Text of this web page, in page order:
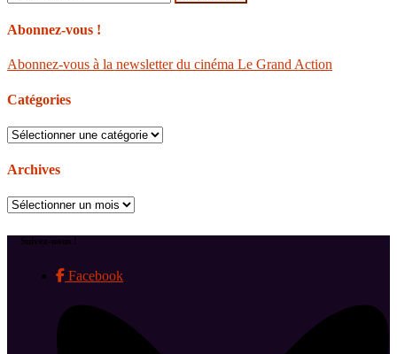
Abonnez-vous !
Abonnez-vous à la newsletter du cinéma Le Grand Action
Catégories
Catégories
Archives
Archives
Suivez-nous !
Facebook